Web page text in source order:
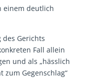
einem deutlich
des Gerichts
Fall allein
und als „hässlich
zum Gegenschlag“